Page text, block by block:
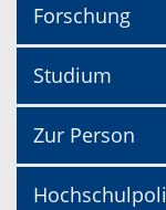
Forschung
Studium
Zur Person